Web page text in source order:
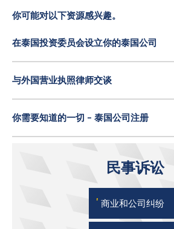
你可能对以下资源感兴趣。
在泰国投资委员会设立你的泰国公司
与外国营业执照律师交谈
你需要知道的一切 - 泰国公司注册
民事诉讼
' 商业和公司纠纷